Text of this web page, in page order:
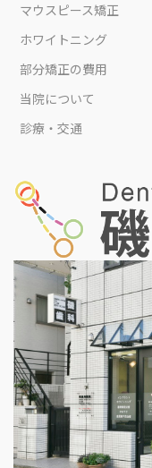
マウスピース矯正
ホワイトニング
部分矯正の費用
当院について
診療・交通